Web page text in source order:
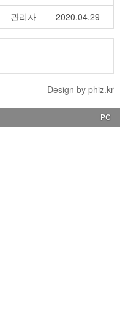
관리자 2020.04.29
Design by phiz.kr
PC